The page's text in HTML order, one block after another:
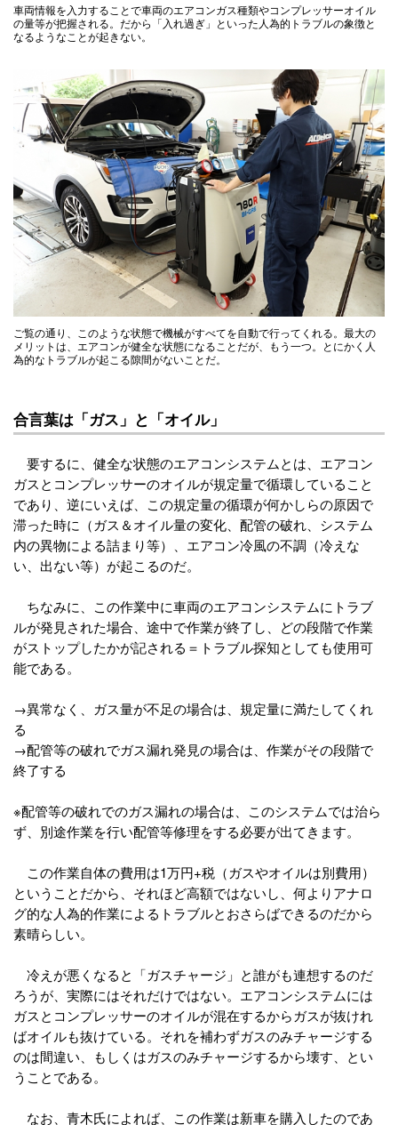
車両情報を入力することで車両のエアコンガス種類やコンプレッサーオイル
の量等が把握される。だから「入れ過ぎ」といった人為的トラブルの象徴と
なるようなことが起きない。
ご覧の通り、このような状態で機械がすべてを自動で行ってくれる。最大の
メリットは、エアコンが健全な状態になることだが、もう一つ。とにかく人
為的なトラブルが起こる隙間がないことだ。
合言葉は「ガス」と「オイル」
要するに、健全な状態のエアコンシステムとは、エアコン
ガスとコンプレッサーのオイルが規定量で循環していること
であり、逆にいえば、この規定量の循環が何かしらの原因で
滞った時に（ガス＆オイル量の変化、配管の破れ、システム
内の異物による詰まり等）、エアコン冷風の不調（冷えな
い、出ない等）が起こるのだ。
ちなみに、この作業中に車両のエアコンシステムにトラブ
ルが発見された場合、途中で作業が終了し、どの段階で作業
がストップしたかが記される＝トラブル探知としても使用可
能である。
→異常なく、ガス量が不足の場合は、規定量に満たしてくれ
る
→配管等の破れでガス漏れ発見の場合は、作業がその段階で
終了する
※配管等の破れでのガス漏れの場合は、このシステムでは治ら
ず、別途作業を行い配管等修理をする必要が出てきます。
この作業自体の費用は1万円+税（ガスやオイルは別費用）
ということだから、それほど高額ではないし、何よりアナロ
グ的な人為的作業によるトラブルとおさらばできるのだから
素晴らしい。
冷えが悪くなると「ガスチャージ」と誰がも連想するのだ
ろうが、実際にはそれだけではない。エアコンシステムには
ガスとコンプレッサーのオイルが混在するからガスが抜けれ
ばオイルも抜けている。それを補わずガスのみチャージする
のは間違い、もしくはガスのみチャージするから壊す、とい
うことである。
なお、青木氏によれば、この作業は新車を購入したのであ